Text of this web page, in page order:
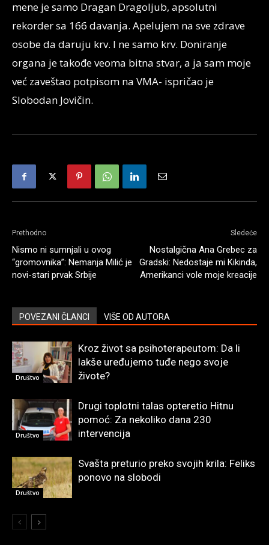
mene je samo Dragan Dragoljub, apsolutni
rekorder sa 166 davanja. Apelujem na sve zdrave
osobe da daruju krv. I ne samo krv. Doniranje
organa je takođe veoma bitna stvar, a ja sam moje
već zaveštao potpisom na VMA- ispričao je
Slobodan Jovičin.
Prethodno
Nismo ni sumnjali u ovog
“gromovnika”: Nemanja Milić je
novi-stari prvak Srbije
Sledeće
Nostalgična Ana Grebec za
Gradski: Nedostaje mi Kikinda,
Amerikanci vole moje kreacije
POVEZANI ČLANCI VIŠE OD AUTORA
Društvo
Kroz život sa psihoterapeutom: Da li
lakše uređujemo tuđe nego svoje
živote?
Društvo
Drugi toplotni talas opteretio Hitnu
pomoć: Za nekoliko dana 230
intervencija
Društvo
Svašta preturio preko svojih krila: Feliks
ponovo na slobodi